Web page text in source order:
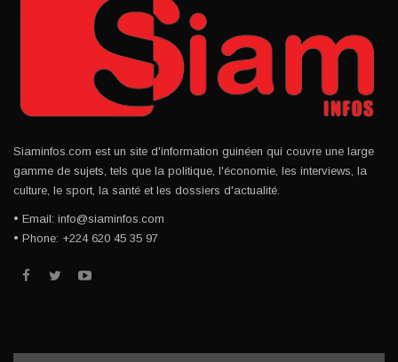
Siaminfos.com est un site d'information guinéen qui couvre une large
gamme de sujets, tels que la politique, l'économie, les interviews, la
culture, le sport, la santé et les dossiers d'actualité.
• Email: info@siaminfos.com
• Phone: +224 620 45 35 97